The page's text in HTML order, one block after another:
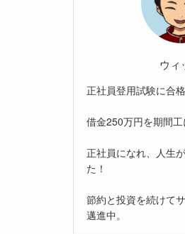
ウィ
正社員登用試験に合
借金250万円を期間工
正社員になれ、人生
た！
節約と投資を続けて
邁進中。